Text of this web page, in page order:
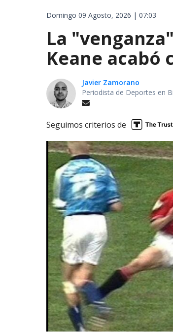
Domingo 09 Agosto, 2026 | 07:03
La
Keane acabó
Javier Zamorano
Periodista de Deportes en
Seguimos criterios de